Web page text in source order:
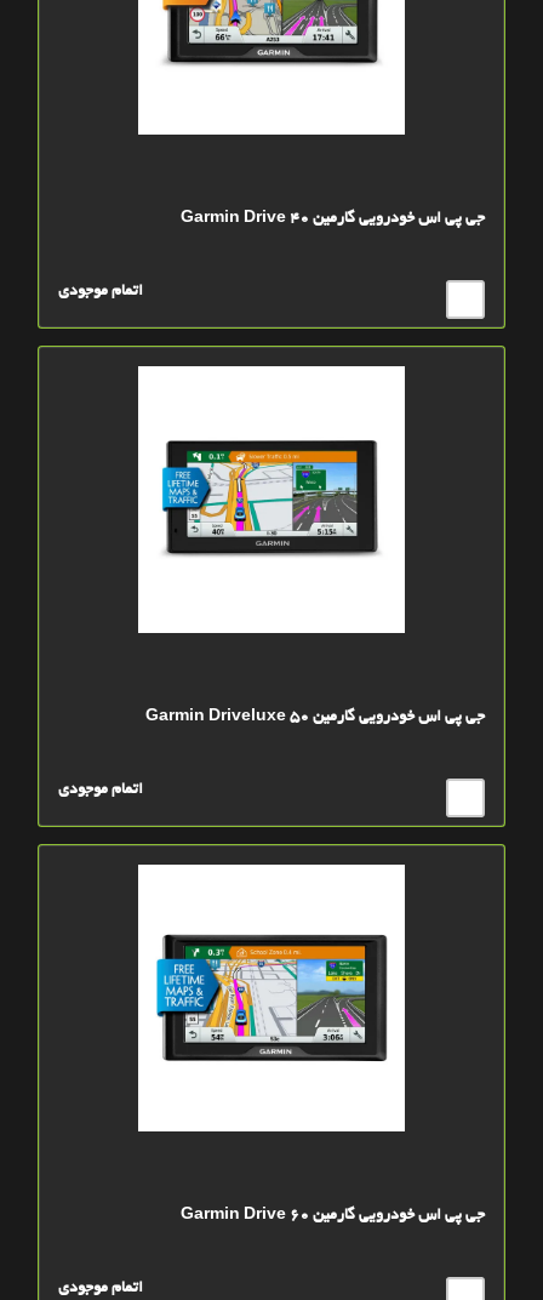
جی پی اس خودرویی گارمین Garmin Drive 40
اتمام موجودی
جی پی اس خودرویی گارمین Garmin Driveluxe 50
اتمام موجودی
جی پی اس خودرویی گارمین Garmin Drive 60
اتمام موجودی